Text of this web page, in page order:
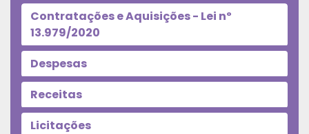
Contratações e Aquisições - Lei nº
13.979/2020
Despesas
Receitas
Licitações